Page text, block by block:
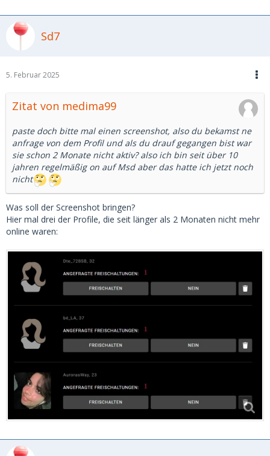
Sd7
5. Februar 2025
Zitat von medima99
paste doch bitte mal einen screenshot, also du bekamst ne
anfrage von dem Profil und als du drauf gegangen bist war
sie schon 2 Monate nicht aktiv? also ich bin seit über 10
jahren regelmäßig on auf Msd aber das hatte ich jetzt noch
nicht
Was soll der Screenshot bringen?
Hier mal drei der Profile, die seit länger als 2 Monaten nicht mehr
online waren: